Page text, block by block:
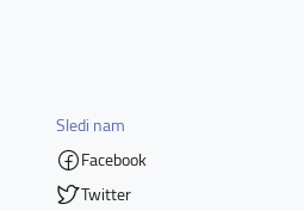
Sledi nam
Facebook
Twitter